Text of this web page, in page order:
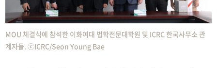
MOU 체결식에 참석한 이화여대 법학전문대학원 및 ICRC 한국사무소 관
계자들. ⓒICRC/Seon Young Bae